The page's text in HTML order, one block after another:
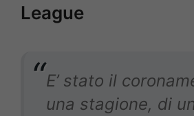
League
E’ stato il
una stagione, di